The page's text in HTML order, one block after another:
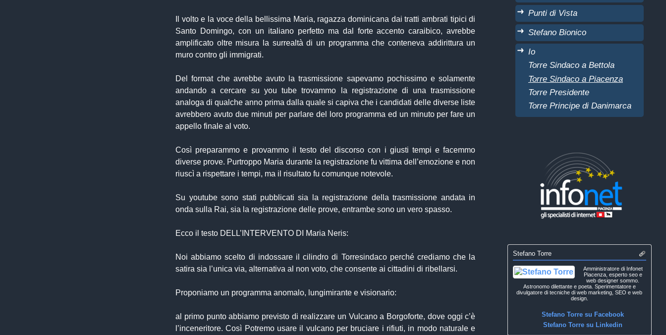
Il volto e la voce della bellissima Maria, ragazza dominicana dai tratti ambrati tipici di
Santo Domingo, con un italiano perfetto ma dal forte accento caraibico, avrebbe
amplificato oltre misura la surrealtà di un programma che conteneva addirittura un
muro contro gli immigrati.
Del format che avrebbe avuto la trasmissione sapevamo pochissimo e solamente
andando a cercare su you tube trovammo la registrazione di una trasmissione
analoga di qualche anno prima dalla quale si capiva che i candidati delle diverse liste
avrebbero avuto due minuti per parlare del loro programma ed un minuto per fare un
appello finale al voto.
Così preparammo e provammo il testo del discorso con i giusti tempi e facemmo
diverse prove. Purtroppo Maria durante la registrazione fu vittima dell’emozione e non
riuscì a rispettare i tempi, ma il risultato fu comunque notevole.
Su youtube sono stati pubblicati sia la registrazione della trasmissione andata in
onda sulla Rai, sia la registrazione delle prove, entrambe sono un vero spasso.
Ecco il testo DELL’INTERVENTO DI Maria Neris:
Noi abbiamo scelto di indossare il cilindro di Torresindaco perché crediamo che la
satira sia l’unica via, alternativa al non voto, che consente ai cittadini di ribellarsi.
Proponiamo un programma anomalo, lungimirante e visionario:
al primo punto abbiamo previsto di realizzare un Vulcano a Borgoforte, dove oggi c’è
l’inceneritore. Così Potremo usare il vulcano per bruciare i rifiuti, in modo naturale e
Punti di Vista
Stefano Bionico
Io
Torre Sindaco a Bettola
Torre Sindaco a Piacenza
Torre Presidente
Torre Principe di Danimarca
Stefano Torre
Amministratore di Infonet
Piacenza, esperto seo e
web designer sommo.
Astronomo dilettante e poeta. Sperimentatore e
divulgatore di tecniche di web marketing, SEO e web
design.
Stefano Torre su Facebook
Stefano Torre su Linkedin